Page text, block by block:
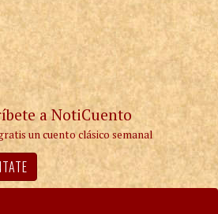
a NotiCuento
un cuento clásico semanal